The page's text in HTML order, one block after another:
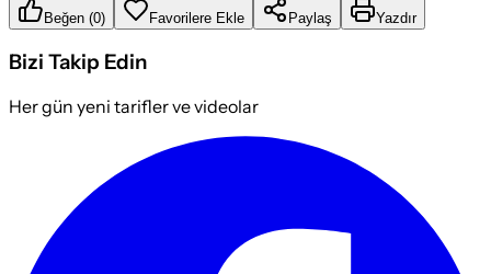
Beğen (0) Favorilere Ekle Paylaş Yazdır
Bizi Takip Edin
Her gün yeni tarifler ve videolar